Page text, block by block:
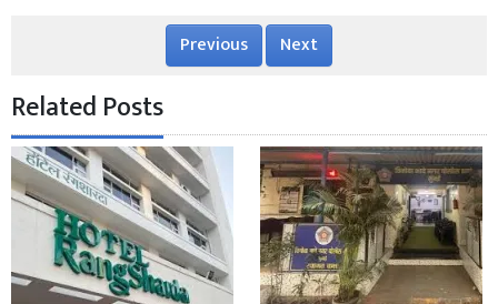
Previous Next
Related Posts